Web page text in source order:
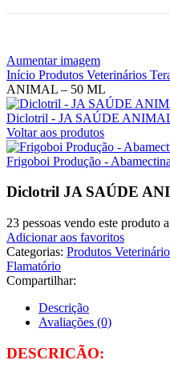
Aumentar imagem
Início Produtos Veterinários
ANIMAL – 50 ML
Diclotril - JA SAÚDE
Voltar aos produtos
Frigoboi Produção -
Diclotril JA SAÚDE
23 pessoas vendo este produto
Adicionar aos favoritos
Categorias: Produtos
Flamatório
Compartilhar:
Descrição
Avaliações (0)
DESCRICÃO: